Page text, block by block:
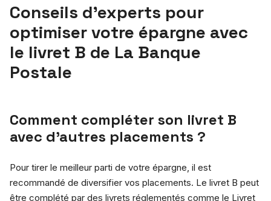
Conseils d’experts pour
optimiser votre épargne avec
le livret B de La Banque
Postale
Comment compléter son livret B
avec d’autres placements ?
Pour tirer le meilleur parti de votre épargne, il est
recommandé de diversifier vos placements. Le livret B peut
être complété par des livrets réglementés comme le Livret